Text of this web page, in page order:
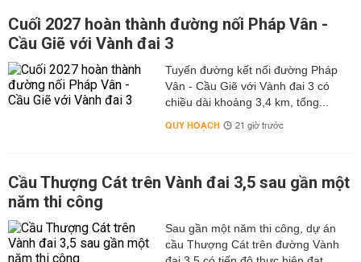
Cuối 2027 hoàn thành đường nối Pháp Vân -
Cầu Giẽ với Vành đai 3
Tuyến đường kết nối đường Pháp
Vân - Cầu Giẽ với Vành đai 3 có
chiều dài khoảng 3,4 km, tổng...
QUY HOẠCH 21 giờ trước
Cầu Thượng Cát trên Vành đai 3,5 sau gần một
năm thi công
Sau gần một năm thi công, dự án
cầu Thượng Cát trên đường Vành